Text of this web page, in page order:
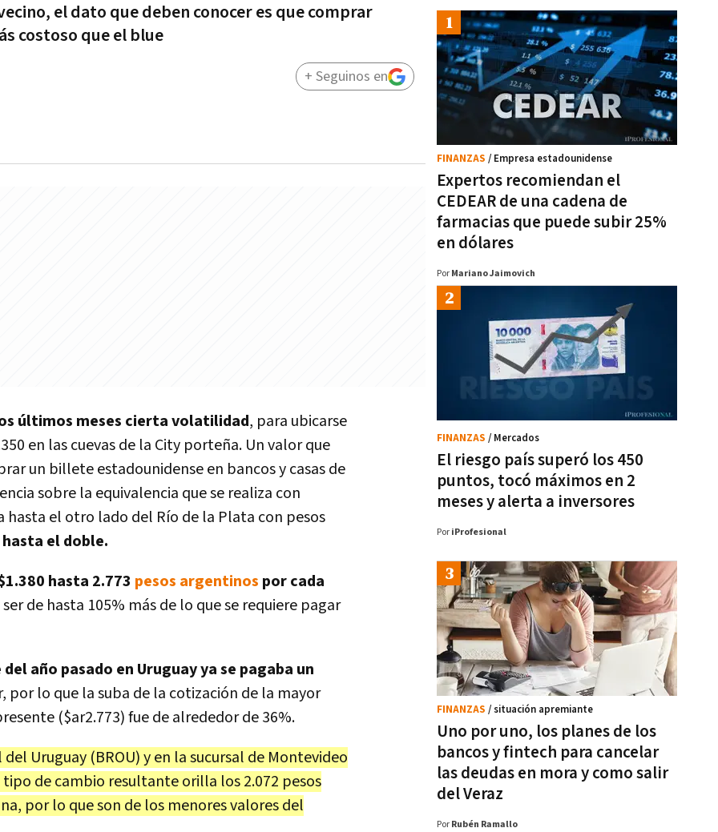
el dato que deben conocer es que comprar
costoso que el blue
+ Seguinos en
últimos meses cierta volatilidad, para ubicarse
en las cuevas de la City porteña. Un valor que
un billete estadounidense en bancos y casas de
sobre la equivalencia que se realiza con
hasta el otro lado del Río de la Plata con pesos
el doble.
hasta 2.773 pesos argentinos por cada
de hasta 105% más de lo que se requiere pagar
año pasado en Uruguay ya se pagaba un
por lo que la suba de la cotización de la mayor
($ar2.773) fue de alrededor de 36%.
Uruguay (BROU) y en la sucursal de Montevideo
de cambio resultante orilla los 2.072 pesos
por lo que son de los menores valores del
Expertos recomiendan el
CEDEAR de una cadena de
farmacias que puede subir 25%
en dólares
FINANZAS / Empresa estadounidense
Por Mariano Jaimovich
El riesgo país superó los 450
puntos, tocó máximos en 2
meses y alerta a inversores
FINANZAS / Mercados
Por iProfesional
Uno por uno, los planes de los
bancos y fintech para cancelar
las deudas en mora y como salir
del Veraz
FINANZAS / situación apremiante
Por Rubén Ramallo